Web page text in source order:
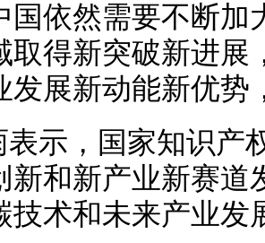
国依然需要不断加
取得新突破新进展
发展新动能新优势
表示，国家知识产
新和新产业新赛道
技术和未来产业发